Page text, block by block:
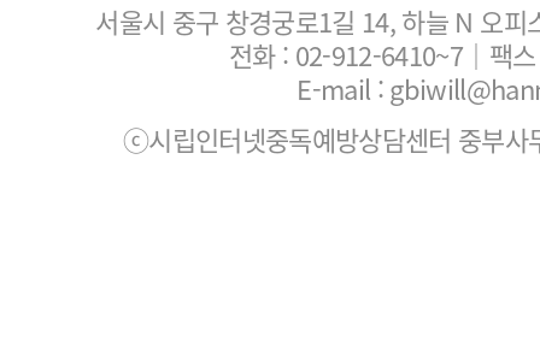
서울시 중구 창경궁로1길 14, 하늘 N 오
전화 : 02-912-6410~7 ｜팩
E-mail :
ⓒ시립인터넷중독예방상담센터 중부